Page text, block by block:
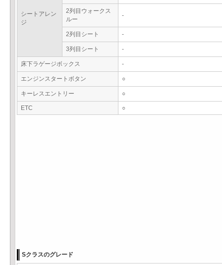
シートアレン
ジ
2列目ウォークス
ルー
-
2列目シート -
3列目シート -
床下ラゲージボックス -
エンジンスタートボタン ○
キーレスエントリー ○
ETC ○
Sクラスのグレード